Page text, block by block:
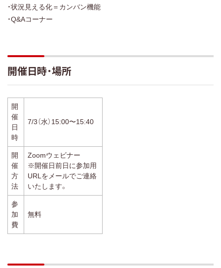
・状況見える化＝カンバン機能
・Q&Aコーナー
開催日時・場所
開
催
日
時
7/3（水）15:00〜15:40
開
催
方
法
Zoomウェビナー
※ 開催日前日に参加用
URLをメールでご連絡
いたします。
参
加
費
無料